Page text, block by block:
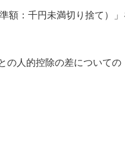
額：千円未満切り捨て）」
の人的控除の差についての